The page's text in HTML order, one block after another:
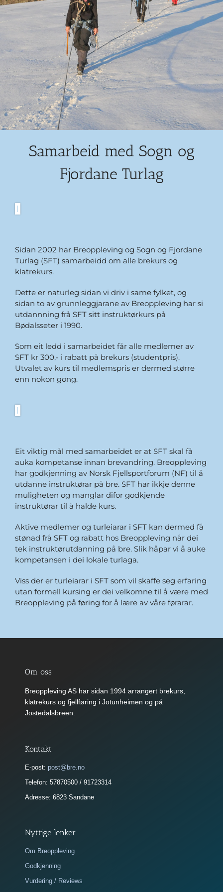
Samarbeid med Sogn og
Fjordane Turlag
Sidan 2002 har Breoppleving og Sogn og Fjordane
Turlag (SFT) samarbeidd om alle brekurs og
klatrekurs.
Dette er naturleg sidan vi driv i same fylket, og
sidan to av grunnleggjarane av Breoppleving har si
utdannning frå SFT sitt instruktørkurs på
Bødalsseter i 1990.
Som eit ledd i samarbeidet får alle medlemer av
SFT kr 300,- i rabatt på brekurs (studentpris).
Utvalet av kurs til medlemspris er dermed større
enn nokon gong.
Eit viktig mål med samarbeidet er at SFT skal få
auka kompetanse innan brevandring. Breoppleving
har godkjenning av Norsk Fjellsportforum (NF) til å
utdanne instruktørar på bre. SFT har ikkje denne
muligheten og manglar difor godkjende
instruktørar til å halde kurs.
Aktive medlemer og turleiarar i SFT kan dermed få
stønad frå SFT og rabatt hos Breoppleving når dei
tek instruktørutdanning på bre. Slik håpar vi å auke
kompetansen i dei lokale turlaga.
Viss der er turleiarar i SFT som vil skaffe seg erfaring
utan formell kursing er dei velkomne til å være med
Breoppleving på føring for å lære av våre førarar.
Om oss
Breoppleving AS har sidan 1994 arrangert brekurs,
klatrekurs og fjellføring i Jotunheimen og på
Jostedalsbreen.
Kontakt
E-post: post@bre.no
Telefon: 57870500 / 91723314
Adresse: 6823 Sandane
Nyttige lenker
Om Breoppleving
Godkjenning
Vurdering / Reviews